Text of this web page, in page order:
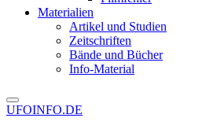
Materialien
Artikel und Studien
Zeitschriften
Bände und Bücher
Info-Material
UFOINFO.DE